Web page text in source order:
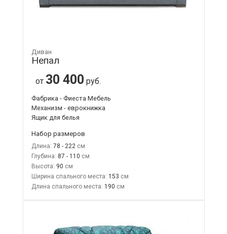
Диван
Непал
от 30 400 руб.
Фабрика - Фиеста Мебель
Механизм - еврокнижка
Ящик для белья
Набор размеров
Длина: 78 - 222
Глубина: 87 - 110
Высота: 90
Ширина спального места: 153
Длина спального места: 190